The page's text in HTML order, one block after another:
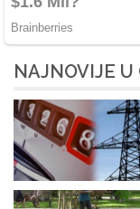
NAJNOVIJE U